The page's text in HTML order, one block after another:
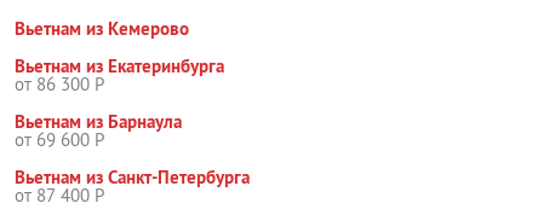
Вьетнам из Кемерово
Вьетнам из Екатеринбурга
от 86 300 Р
Вьетнам из Барнаула
от 69 600 Р
Вьетнам из Санкт-Петербурга
от 87 400 Р